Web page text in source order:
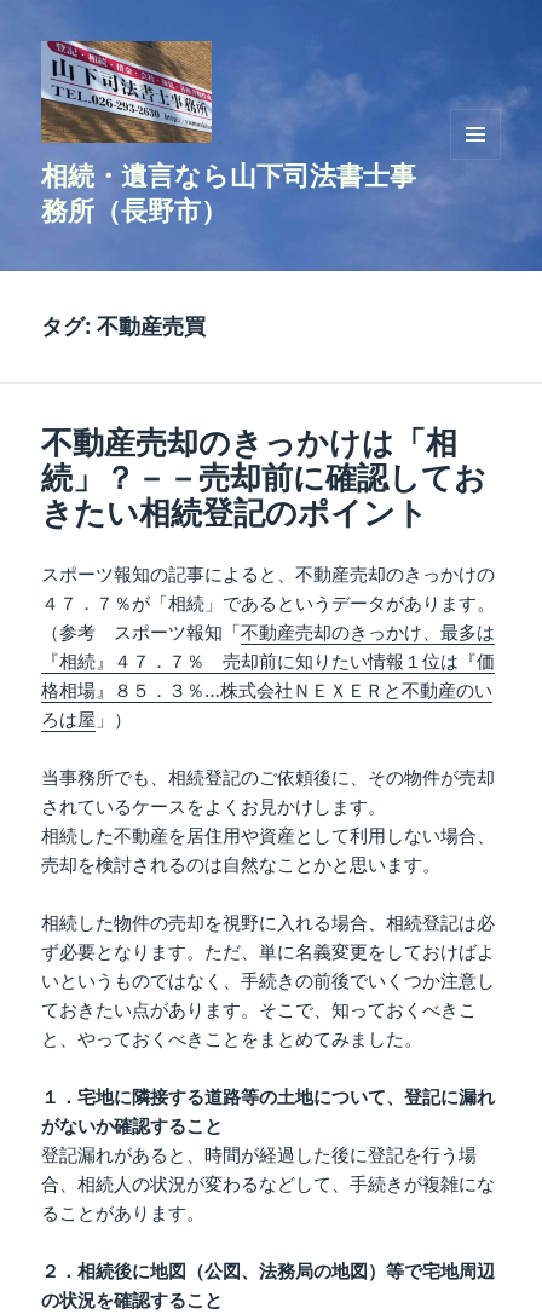
相続・遺言なら山下司法書士事
務所（長野市）
タグ:不動産売買
不動産売却のきっかけは「相
続」？－－売却前に確認してお
きたい相続登記のポイント
スポーツ報知の記事によると、不動産売却のきっかけの
４７．７％が「相続」であるというデータがあります。
（参考 スポーツ報知「不動産売却のきっかけ、最多は
『相続』４７．７％ 売却前に知りたい情報１位は『価
格相場』８５．３％…株式会社ＮＥＸＥＲと不動産のい
ろは屋 」）
当事務所でも、相続登記のご依頼後に、その物件が売却
されているケースをよくお見かけします。
相続した不動産を居住用や資産として利用しない場合、
売却を検討されるのは自然なことかと思います。
相続した物件の売却を視野に入れる場合、相続登記は必
ず必要となります。ただ、単に名義変更をしておけばよ
いというものではなく、手続きの前後でいくつか注意し
ておきたい点があります。そこで、知っておくべきこ
と、やっておくべきことをまとめてみました。
１．宅地に隣接する道路等の土地について、登記に漏れ
がないか確認すること
登記漏れがあると、時間が経過した後に登記を行う場
合、相続人の状況が変わるなどして、手続きが複雑にな
ることがあります。
２．相続後に地図（公図、法務局の地図）等で宅地周辺
の状況を確認すること